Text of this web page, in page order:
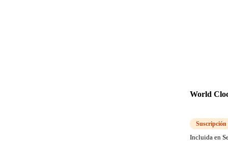
World
Suscripción
Incluida en